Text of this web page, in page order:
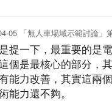
05 「無人車場域示範討論」
提一下，最重要的是
個是最核心的部分，
能力改善，其實這兩
能力還不夠。